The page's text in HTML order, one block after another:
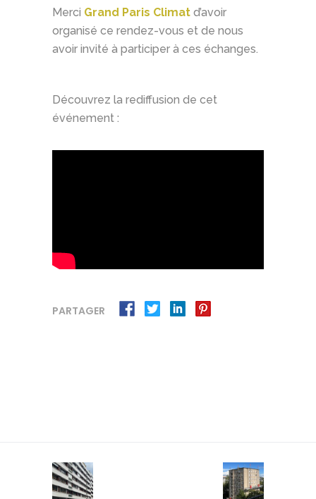
Merci Grand Paris Climat d’avoir
organisé ce rendez-vous et de nous
avoir invité à participer à ces échanges.
Découvrez la rediffusion de cet
événement :
PARTAGER